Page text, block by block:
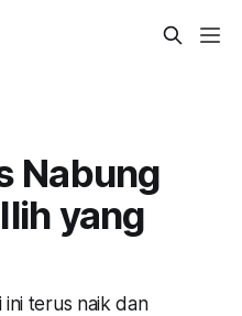
Nabung
yang
terus naik dan